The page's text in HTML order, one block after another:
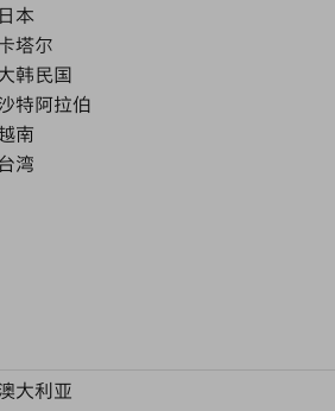
日本
塔尔
韩民国
特阿拉伯
南
台湾
大利亚